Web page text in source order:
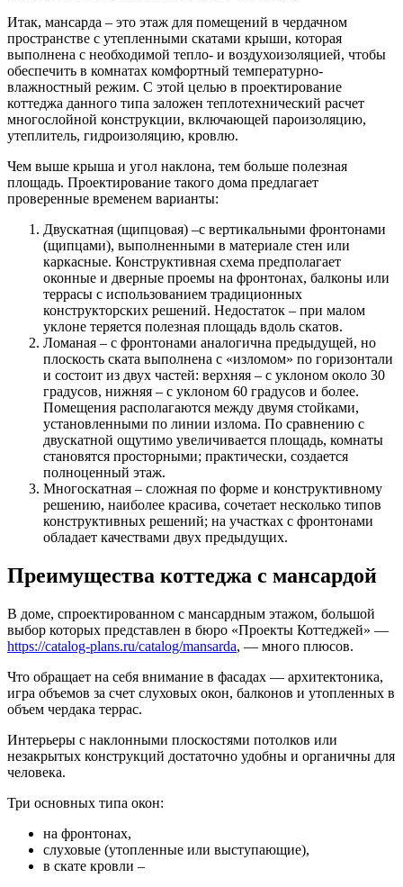
Итак, мансарда – это этаж для помещений в чердачном
пространстве с утепленными скатами крыши, которая
выполнена с необходимой тепло- и воздухоизоляцией, чтобы
обеспечить в комнатах комфортный температурно-
влажностный режим. С этой целью в проектирование
коттеджа данного типа заложен теплотехнический расчет
многослойной конструкции, включающей пароизоляцию,
утеплитель, гидроизоляцию, кровлю.
Чем выше крыша и угол наклона, тем больше полезная
площадь. Проектирование такого дома предлагает
проверенные временем варианты:
Двускатная (щипцовая) –с вертикальными фронтонами
(щипцами), выполненными в материале стен или
каркасные. Конструктивная схема предполагает
оконные и дверные проемы на фронтонах, балконы или
террасы с использованием традиционных
конструкторских решений. Недостаток – при малом
уклоне теряется полезная площадь вдоль скатов.
Ломаная – с фронтонами аналогична предыдущей, но
плоскость ската выполнена с «изломом» по горизонтали
и состоит из двух частей: верхняя – с уклоном около 30
градусов, нижняя – с уклоном 60 градусов и более.
Помещения располагаются между двумя стойками,
установленными по линии излома. По сравнению с
двускатной ощутимо увеличивается площадь, комнаты
становятся просторными; практически, создается
полноценный этаж.
Многоскатная – сложная по форме и конструктивному
решению, наиболее красива, сочетает несколько типов
конструктивных решений; на участках с фронтонами
обладает качествами двух предыдущих.
Преимущества коттеджа с мансардой
В доме, спроектированном с мансардным этажом, большой
выбор которых представлен в бюро «Проекты Коттеджей» —
https://catalog-plans.ru/catalog/mansarda, — много плюсов.
Что обращает на себя внимание в фасадах — архитектоника,
игра объемов за счет слуховых окон, балконов и утопленных в
объем чердака террас.
Интерьеры с наклонными плоскостями потолков или
незакрытых конструкций достаточно удобны и органичны для
человека.
Три основных типа окон:
на фронтонах,
слуховые (утопленные или выступающие),
в скате кровли –